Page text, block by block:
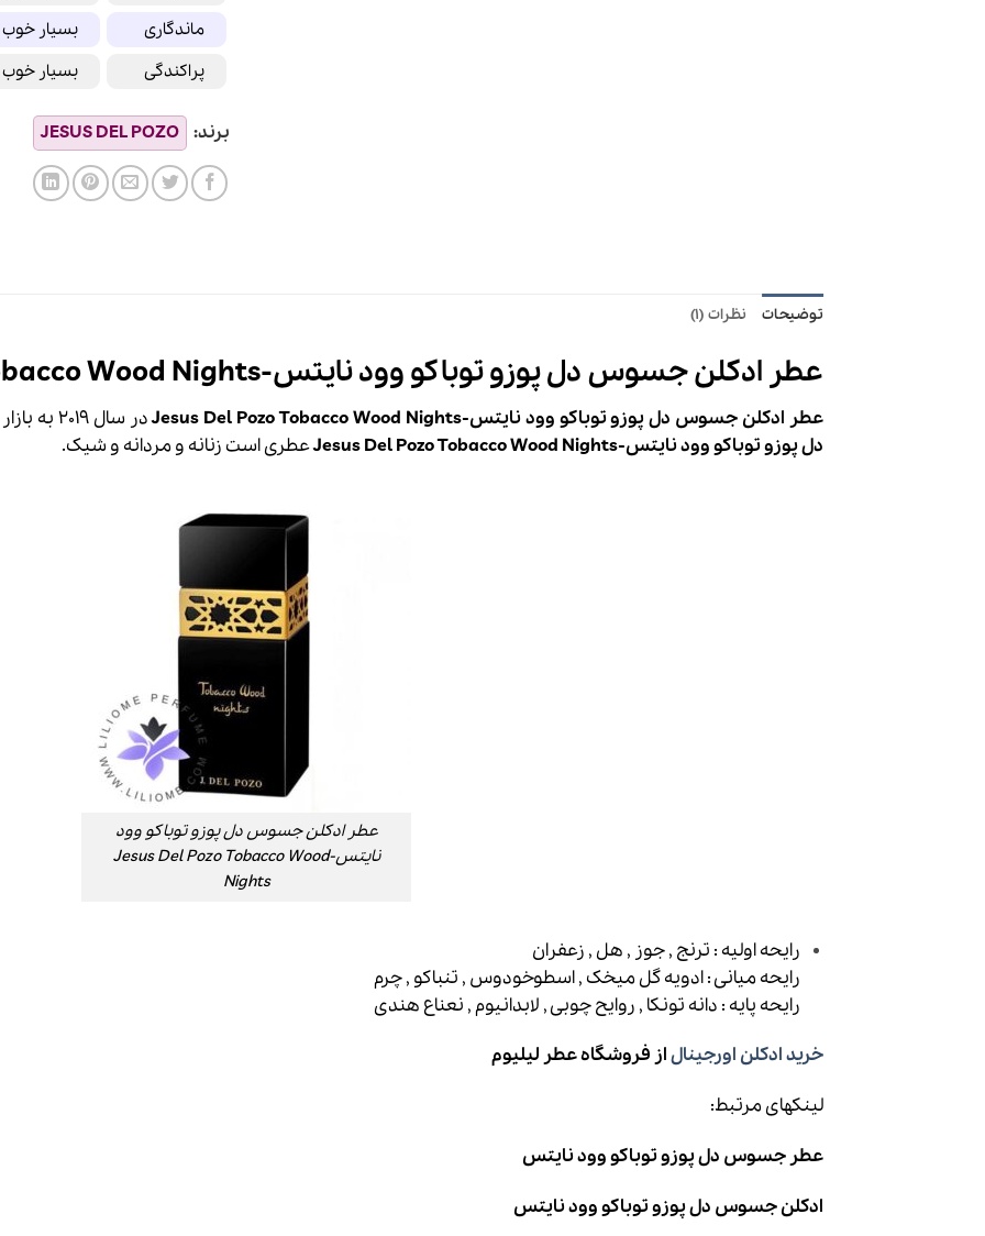
ماندگاری
بسیار خوب
پراکندگی
بسیار خوب
توضیحات نظرات (1)
عطر ادکلن جسوس دل پوزو توباکو وود نایتس-Jesus Del Pozo Tobacco Wood Nights
عطر ادکلن جسوس دل پوزو توباکو وود نایتس-Jesus Del Pozo Tobacco Wood Nights در سال 2019 به بازار عطر و
دل پوزوتوباکو وود نایتس- Jesus Del PozoTobacco Wood Nights عطری است زنانه و مردانه و شیک.
عطر ادکلن جسوس دل پوزو توباکو وود
نایتس-Jesus Del Pozo Tobacco Wood
Nights
رایحه اولیه : ترنج , جوز , هل , زعفران
رایحه میانی : ادویه گل میخک , اسطوخودوس , تنباکو , چرم
رایحه پایه : دانه تونکا , روایح چوبی , لابدانیوم , نعناع هندی
خرید ادکلن اورجینالاز فروشگاه عطر لیلیوم
لینکهای مرتبط:
عطر جسوس دل پوزو توباکو وود نایتس
ادکلن جسوس دل پوزو توباکو وود نایتس